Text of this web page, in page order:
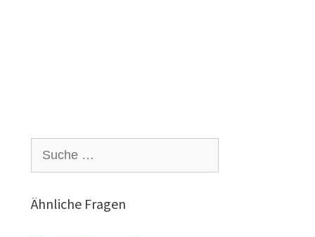
nach:
Ähnliche Fragen